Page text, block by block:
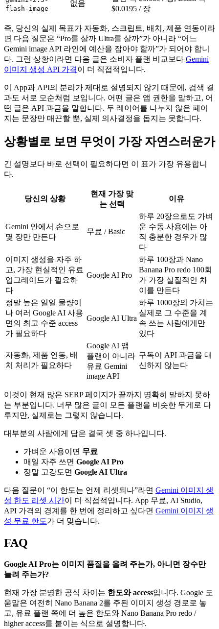
flash-image
없음
$0.0195 / 장
즉, 당신의 실제 목표가 자동화, 스크립트, 배치, 제품 연동이라
면 다음 질문은 “Pro를 살까 Ultra를 살까”가 아니라 “어느
Gemini image API 라인에 예산을 잡아야 할까”가 되어야 합니
다. 그런 상황이라면 다음 글은 소비자 플랜 비교보다 Gemini
이미지 생성 API 가격이 더 직접적입니다.
이 App과 API의 분리가 제대로 설명되지 않기 때문에, 검색 결
과도 서로 모순처럼 보입니다. 어떤 글은 앱 권한을 말하고, 어
떤 글은 API 과금을 말합니다. 두 레이어를 나누지 않은 페이
지는 문장만 매끈할 뿐, 실제 의사결정을 돕지는 못합니다.
상황별로 보면 무엇이 가장 자연스러운가
긴 설명보다 바로 선택이 필요하다면 이 표가 가장 유용합니
다.
당신의 상황
현재 가장 맞
는 선택
이유
Gemini 안에서 손으로
몇 장만 만든다
무료 / Basic
하루 20장으로도 가벼
운 수동 사용에는 아
직 충분한 경우가 많
다
이미지 생성을 자주 하
고, 가장 현실적인 유료
업그레이드가 필요하
다
Google AI Pro
하루 100장과 Nano
Banana Pro redo 100회
가 가장 실질적인 차
이를 만든다
정말 높은 일일 물량이
나 여러 Google AI 사용
면의 최고 수준 access
가 필요하다
Google AI Ultra
하루 1000장의 가치는
실제로 그 수준을 계
속 쓰는 사람에게만
있다
자동화, 제품 연동, 배
치 처리가 필요하다
Google AI 앱
플랜이 아니라
유료 Gemini
image API
구독이 API 과금을 대
신하지 않는다
이것이 현재 많은 SERP 페이지가 끝까지 명확히 말하지 못하
는 부분입니다. 너무 많은 글이 모든 플랜을 비슷한 무게로 다
루지만, 실제로는 그렇지 않습니다.
대부분의 사람에게 답은 결국 셋 중 하나입니다.
가벼운 사용이면 무료
매일 자주 쓰면 Google AI Pro
정말 고강도면 Google AI Ultra
다음 질문이 “이 한도는 언제 리셋되나”라면 Gemini 이미지 생
성 한도 리셋 시간이 더 직접적입니다. App 무료, AI Studio,
API 가격의 경계를 한 번에 정리하고 싶다면 Gemini 이미지 생
성 무료 한도가 더 맞습니다.
FAQ
Google AI Pro는 이미지 품질을 올려 주는가, 아니면 장수만
늘려 주는가?
현재 가장 분명한 공식 차이는 한도와 access입니다. Google 도
움말은 여전히 Nano Banana 2를 주된 이미지 생성 경로로 놓
고, 유료 플랜 쪽에 더 높은 한도와 Nano Banana Pro redo /
higher access를 붙이는 식으로 설명합니다.